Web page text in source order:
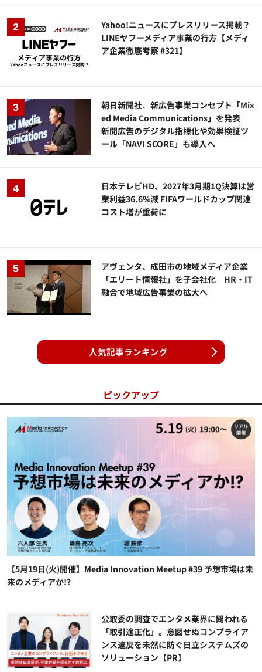
Yahoo!ニュースにプレスリリース掲載？
LINEヤフーメディア事業の行方【メディ
ア企業徹底考察 #321】
朝日新聞社、新広告事業コンセプト「Mix
ed Media Communications」を発表
新聞広告のデジタル指標化や効果検証ツ
ール「NAVI SCORE」も導入へ
日本テレビHD、2027年3月期1Q決算は営
業利益36.6%減 FIFAワールドカップ関連
コスト増が重荷に
アヴェンタ、成田市の地域メディア企業
「エリート情報社」を子会社化 HR・IT
融合で地域広告事業の拡大へ
人気記事ランキング
ピックアップ
【5月19日(火)開催】Media Innovation Meetup #39 予想市場は未
来のメディアか!?
公​​取委の調査でエンタメ業界に問われる
「取引適正化」。意図せぬコンプライア
ンス違反を未然に防ぐ日立システムズの
ソリューション​【PR】